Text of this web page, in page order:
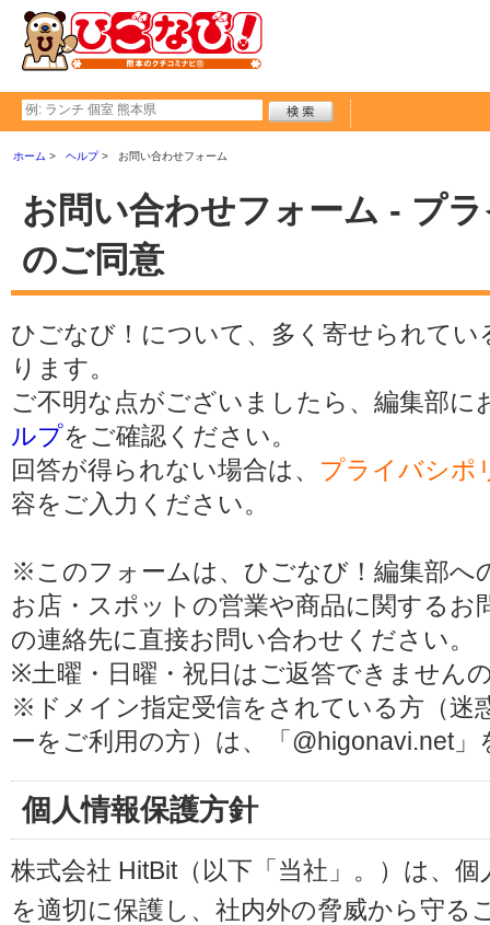
ホーム ヘルプ お問い合わせフォーム
お問い合わせフォーム - プ
のご同意
ひごなび！について、多く寄せられてい
ります。
ご不明な点がございましたら、編集部
ルプをご確認ください。
回答が得られない場合は、 プライバシポ
容をご入力ください。
※このフォームは、ひごなび！編集部へ
お店・スポットの営業や商品に関する
の連絡先に直接お問い合わせください。
※土曜・日曜・祝日はご返答できません
※ドメイン指定受信をされている方（迷
ーをご利用の方）は、「@higonavi.net
個人情報保護方針
株式会社 HitBit（以下「当社」。）は、
を適切に保護し、社内外の脅威から守る